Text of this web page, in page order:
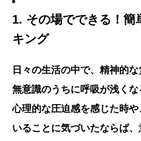
1. その場でできる！簡
キング
日々の生活の中で、精神的
無意識のうちに呼吸が浅くな
心理的な圧迫感を感じた時
いることに気づいたならば